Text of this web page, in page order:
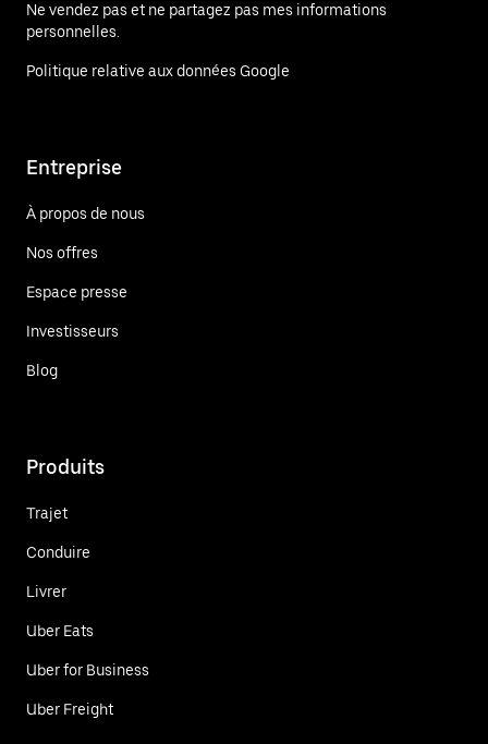
Ne vendez pas et ne partagez pas mes informations
personnelles.
Politique relative aux données Google
Entreprise
À propos de nous
Nos offres
Espace presse
Investisseurs
Blog
Produits
Trajet
Conduire
Livrer
Uber Eats
Uber for Business
Uber Freight